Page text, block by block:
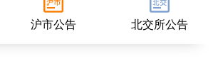
沪市公告 北交所公告